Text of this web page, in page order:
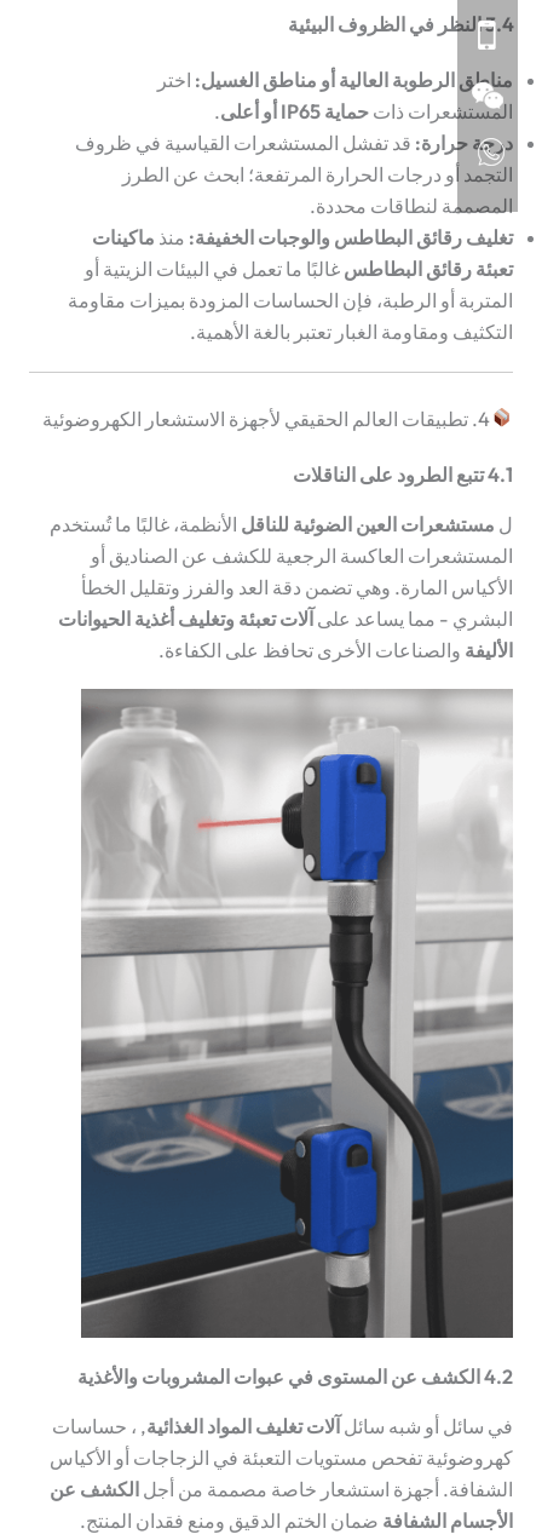
3.4 النظر في الظروف البيئية
مناطق الرطوبة العالية أو مناطق الغسيل: اختر
المستشعرات ذات حماية IP65 أو أعلى
.
درجة حرارة: قد تفشل المستشعرات القياسية في ظروف
التجمد أو درجات الحرارة المرتفعة؛ ابحث عن الطرز
المصممة لنطاقات محددة.
تغليف رقائق البطاطس والوجبات الخفيفة: منذ ماكينات
تعبئة رقائق البطاطس غالبًا ما تعمل في البيئات الزيتية أو
المتربة أو الرطبة، فإن الحساسات المزودة بميزات مقاومة
التكثيف ومقاومة الغبار تعتبر بالغة الأهمية.
4. تطبيقات العالم الحقيقي لأجهزة الاستشعار الكهروضوئية
4.1 تتبع الطرود على الناقلات
ل مستشعرات العين الضوئية للناقل الأنظمة، غالبًا ما تُستخدم
المستشعرات العاكسة الرجعية للكشف عن الصناديق أو
الأكياس المارة. وهي تضمن دقة العد والفرز وتقليل الخطأ
البشري - مما يساعد على آلات تعبئة وتغليف أغذية الحيوانات
الأليفة والصناعات الأخرى تحافظ على الكفاءة.
4.2 الكشف عن المستوى في عبوات المشروبات والأغذية
في سائل أو شبه سائل آلات تغليف المواد الغذائية, ، حساسات
كهروضوئية تفحص مستويات التعبئة في الزجاجات أو الأكياس
الشفافة. أجهزة استشعار خاصة مصممة من أجل الكشف عن
الأجسام الشفافة ضمان الختم الدقيق ومنع فقدان المنتج.